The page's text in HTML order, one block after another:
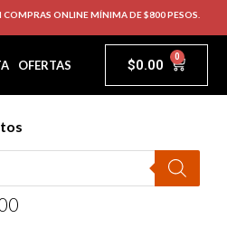
ONLINE MÍNIMA DE $800 PESOS.
OFERTAS $0.00 0